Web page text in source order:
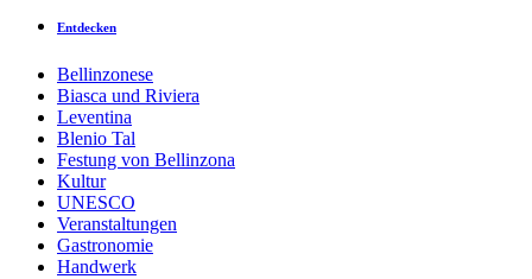
Entdecken
Bellinzonese
Biasca und Riviera
Leventina
Blenio Tal
Festung von Bellinzona
Kultur
UNESCO
Veranstaltungen
Gastronomie
Handwerk